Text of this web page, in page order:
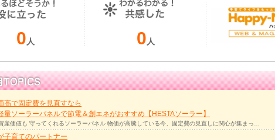
0 人 0 人
高で固定費を見直すなら
量ソーラーパネルで節電＆創エネがおすすめ【HESTAソーラー】
産価値も 守ってくれるソーラーパネル 物価が高騰している今、固定費の見直しに関心が集まっ…
子育てのパートナー